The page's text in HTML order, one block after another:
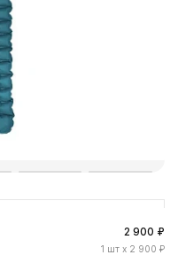
2 900 ₽
1 шт x 2 900 ₽